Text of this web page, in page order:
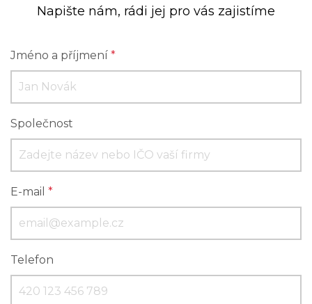
Napište nám, rádi jej pro vás zajistíme
Jméno a příjmení *
Společnost
E-mail *
Telefon